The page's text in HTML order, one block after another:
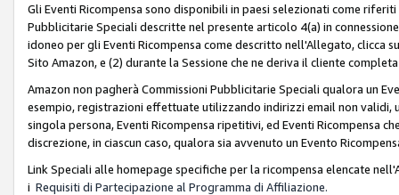
Gli Eventi Ricompensa sono disponibili in paesi selezionati come
Pubblicitarie Speciali descritte nel presente articolo 4(a) in
idoneo per gli Eventi Ricompensa come descritto nell'Allegato, clicca
Sito Amazon, e (2) durante la Sessione che ne deriva il cliente
Amazon non pagherà Commissioni Pubblicitarie Speciali qualora un
esempio, registrazioni effettuate utilizzando indirizzi email non
singola persona, Eventi Ricompensa ripetitivi, ed Eventi Ricompensa
discrezione, in ciascun caso, qualora sia avvenuto un Evento
Link Speciali alle homepage specifiche per la ricompensa elencate
i Requisiti di Partecipazione al Programma di Affiliazione.